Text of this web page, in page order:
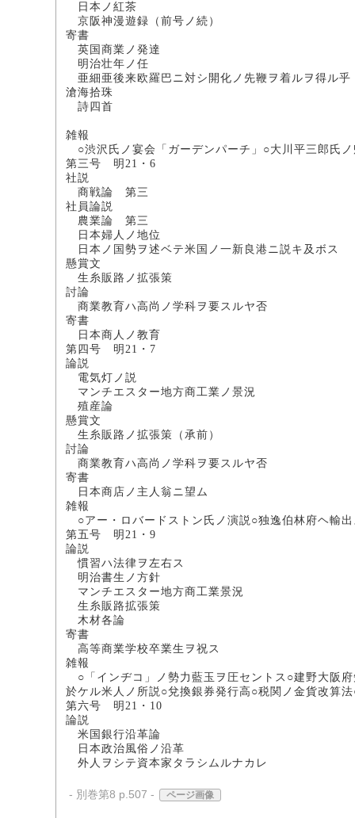
日本ノ紅茶
京阪神漫遊録（前
寄書
英国商業ノ発
明治壮年ノ
亜細亜後来欧羅巴ニ対シ開化ノ先
滄海拾珠
詩四首
雑報
○渋沢氏ノ宴会「ガーデンパーチ」○大川平三郎氏
第三号 明21・6
社説
商戦論 第
社員論説
農業論 第
日本婦人ノ地
日本ノ国勢ヲ述ベテ米国ノ一新
懸賞文
生糸販路ノ拡張
討論
商業教育ハ高尚ノ学科ヲ要
寄書
日本商人ノ教
第四号 明21・7
論説
電気灯ノ
マンチエスター地方
殖産論 松
懸賞文
生糸販路ノ拡張策（
討論
商業教育ハ高尚ノ学科ヲ
寄書
日本商店ノ主人翁
雑報
○アー・ロバードストン氏ノ演説○独逸伯林府ヘ輸
第五号 明21・9
論説
慣習ハ法律ヲ左右ス
明治書生ノ方針
マンチエスター地方
生糸販路拡張
木材各論
寄書
高等商業学校卒業
雑報
○「インヂコ」ノ勢力藍玉ヲ圧セントス○建野大阪
於ケル米人ノ所説○兌換銀券発行高○税関ノ金貨改算
第六号 明21・10
論説
米国銀行沿革
日本政治風俗ノ
外人ヲシテ資本家タラシムルナカレ
- 別巻第8 p.507 - ページ画像